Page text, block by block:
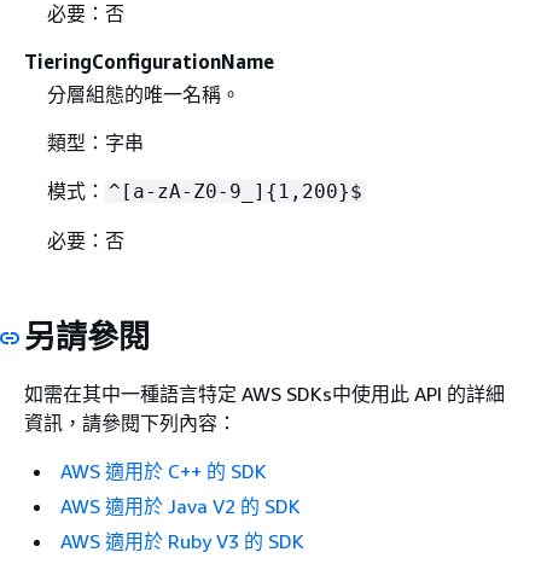
必要：否
TieringConfigurationName
分層組態的唯一名稱。
類型：字串
模式： ^[a-zA-Z0-9_] { 1,200}$
必要：否
另請參閱
如需在其中一種語言特定 AWS SDKs中使用此 API 的詳細
資訊，請參閱下列內容：
AWS 適用於 C++ 的 SDK
AWS 適用於 Java V2 的 SDK
AWS 適用於 Ruby V3 的 SDK